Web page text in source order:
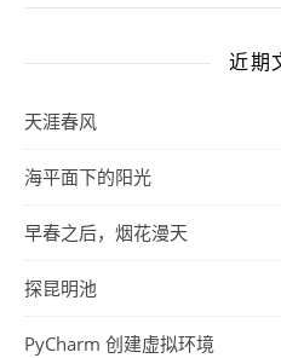
近期
天涯春风
海平面下的阳光
早春之后，烟花漫天
探昆明池
PyCharm 创建虚拟环境